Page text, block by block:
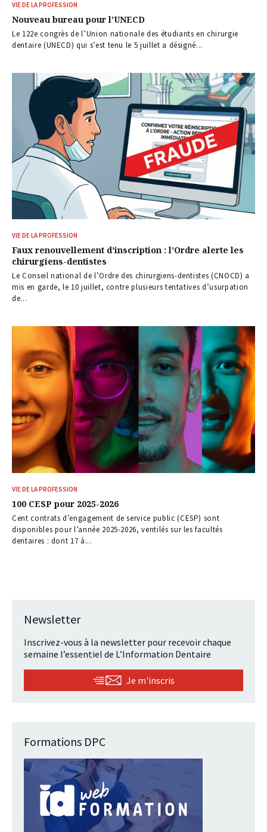
VIE DE LA PROFESSION
Nouveau bureau pour l’UNECD
Le 122e congrès de l’Union nationale des étudiants en chirurgie
dentaire (UNECD) qui s’est tenu le 5 juillet a désigné...
VIE DE LA PROFESSION
Faux renouvellement d’inscription : l’Ordre alerte les
chirurgiens-dentistes
Le Conseil national de l’Ordre des chirurgiens-dentistes (CNOCD) a
mis en garde, le 10 juillet, contre plusieurs tentatives d’usurpation
de...
VIE DE LA PROFESSION
100 CESP pour 2025-2026
Cent contrats d’engagement de service public (CESP) sont
disponibles pour l’année 2025-2026, ventilés sur les facultés
dentaires : dont 17 à...
Newsletter
Inscrivez-vous à la newsletter pour recevoir chaque
semaine l’essentiel de L’Information Dentaire
Je m'inscris
Formations DPC